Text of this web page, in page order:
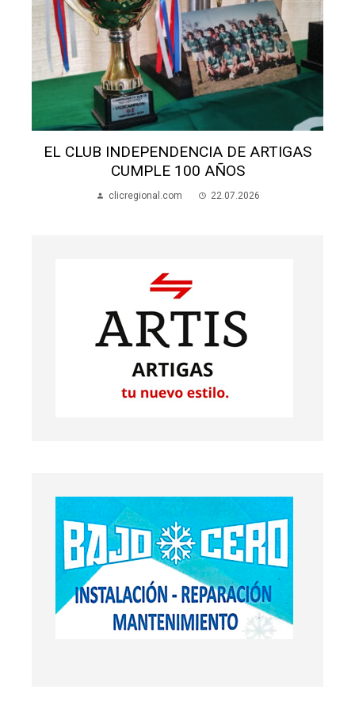
EL CLUB INDEPENDENCIA DE ARTIGAS
CUMPLE 100 AÑOS
clicregional.com 22.07.2026